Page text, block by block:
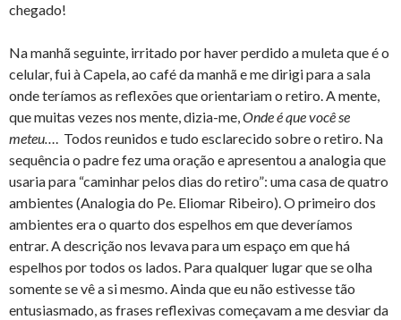
chegado!
Na manhã seguinte, irritado por haver perdido a muleta que é o
celular, fui à Capela, ao café da manhã e me dirigi para a sala
onde teríamos as reflexões que orientariam o retiro. A mente,
que muitas vezes nos mente, dizia-me,Onde é que você se
meteu…. Todos reunidos e tudo esclarecido sobre o retiro. Na
sequência o padre fez uma oração e apresentou a analogia que
usaria para “caminhar pelos dias do retiro”: uma casa de quatro
ambientes (Analogia do Pe. Eliomar Ribeiro). O primeiro dos
ambientes era o quarto dos espelhos em que deveríamos
entrar. A descrição nos levava para um espaço em que há
espelhos por todos os lados. Para qualquer lugar que se olha
somente se vê a si mesmo. Ainda que eu não estivesse tão
entusiasmado, as frases reflexivas começavam a me desviar da